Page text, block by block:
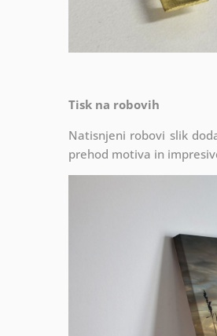
Tisk na robovih
Natisnjeni robovi slik
prehod motiva in